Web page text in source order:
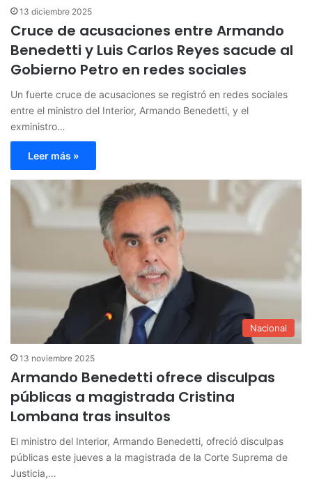
13 diciembre 2025
Cruce de acusaciones entre Armando
Benedetti y Luis Carlos Reyes sacude al
Gobierno Petro en redes sociales
Un fuerte cruce de acusaciones se registró en redes sociales
entre el ministro del Interior, Armando Benedetti, y el
exministro…
Leer más »
Nacional
13 noviembre 2025
Armando Benedetti ofrece disculpas
públicas a magistrada Cristina
Lombana tras insultos
El ministro del Interior, Armando Benedetti, ofreció disculpas
públicas este jueves a la magistrada de la Corte Suprema de
Justicia,…